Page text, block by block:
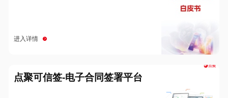
进入详情
点聚可信签-电子合同签署平台